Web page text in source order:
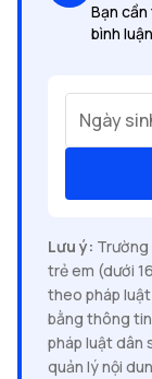
Bạn
bình luận
Ngày
Lưu ý: Trường
trẻ em (dưới
theo pháp
bằng thông
pháp luật dân
quản lý nội